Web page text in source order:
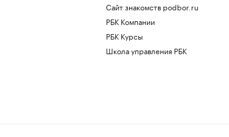
Сайт знакомств podbor.ru
РБК Компании
РБК Курсы
Школа управления РБК